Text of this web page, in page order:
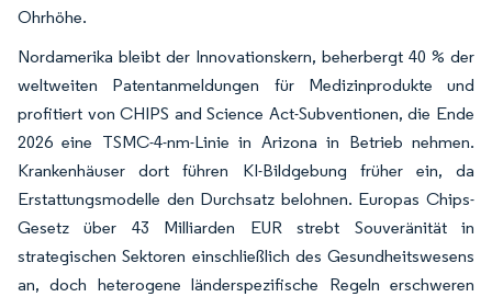
Ohrhöhe.
Nordamerika bleibt der Innovationskern, beherbergt 40 % der
weltweiten Patentanmeldungen für Medizinprodukte und
profitiert von CHIPS and Science Act-Subventionen, die Ende
2026 eine TSMC-4-nm-Linie in Arizona in Betrieb nehmen.
Krankenhäuser dort führen KI-Bildgebung früher ein, da
Erstattungsmodelle den Durchsatz belohnen. Europas Chips-
Gesetz über 43 Milliarden EUR strebt Souveränität in
strategischen Sektoren einschließlich des Gesundheitswesens
an, doch heterogene länderspezifische Regeln erschweren